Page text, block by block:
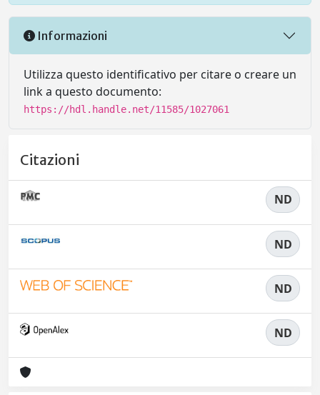
Informazioni
Utilizza questo identificativo per citare o creare un
link a questo documento:
https://hdl.handle.net/11585/1027061
Citazioni
ND
ND
ND
ND